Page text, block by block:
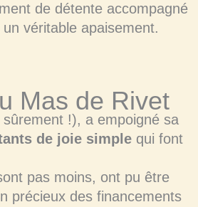
de détente accompagné
véritable apaisement.
Mas de Rivet
!), a empoigné sa
de joie simplequi font
pas moins, ont pu être
précieux des financements